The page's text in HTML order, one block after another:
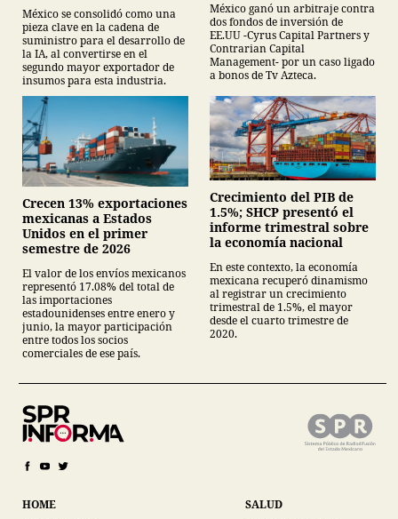
México se consolidó como una
pieza clave en la cadena de
suministro para el desarrollo de
la IA, al convertirse en el
segundo mayor exportador de
insumos para esta industria.
México ganó un arbitraje contra
dos fondos de inversión de
EE.UU -Cyrus Capital Partners y
Contrarian Capital
Management- por un caso ligado
a bonos de Tv Azteca.
Crecen 13% exportaciones
mexicanas a Estados
Unidos en el primer
semestre de 2026
El valor de los envíos mexicanos
representó 17.08% del total de
las importaciones
estadounidenses entre enero y
junio, la mayor participación
entre todos los socios
comerciales de ese país.
Crecimiento del PIB de
1.5%; SHCP presentó el
informe trimestral sobre
la economía nacional
En este contexto, la economía
mexicana recuperó dinamismo
al registrar un crecimiento
trimestral de 1.5%, el mayor
desde el cuarto trimestre de
2020.
HOME
SALUD